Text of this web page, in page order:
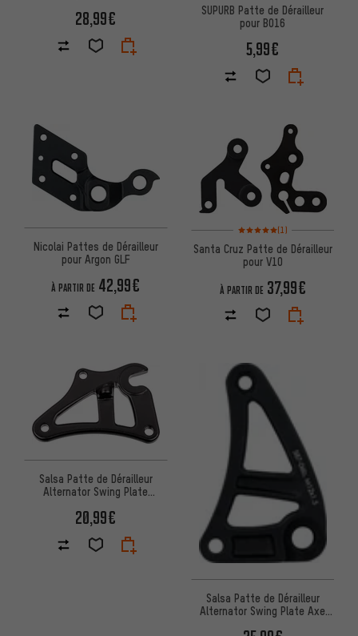
28,99€
SUPURB Patte de Dérailleur
pour BO16
5,99€
Nicolai Pattes de Dérailleur
pour Argon GLF
À PARTIR DE 42,99€
Note moyenne : 5 sur 5
(1)
Santa Cruz Patte de Dérailleur
pour V10
À PARTIR DE 37,99€
Salsa Patte de Dérailleur
Alternator Swing Plate
20,99€
Salsa Patte de Dérailleur
Alternator Swing Plate Axe